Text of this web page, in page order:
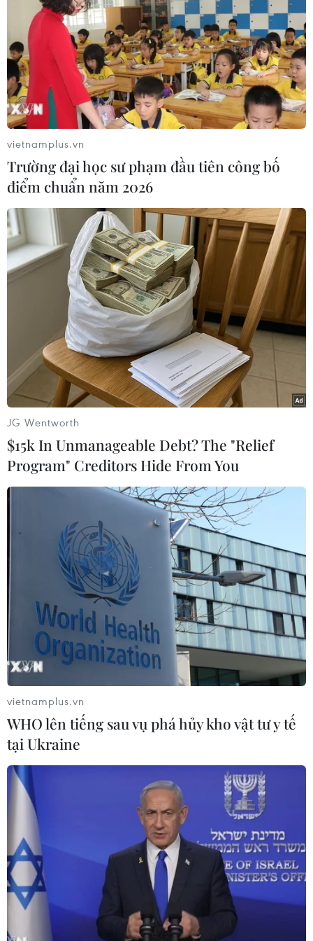
Tòa án Mỹ tuyên phạt một kẻ ấu dâm tới
330 năm tù giam
26/10/2017 07:03
Đối tượng Alex Lopez, 75 tuổi, sống ở thành phố Visalia,
thực hiện hành vi dâm ô đối với 4 bé gái và 1 bé trai
trong khoảng thời gian gần 16 năm từ tháng 7/1993 đến
tháng 5/2009.
Gần 60% số vụ xâm hại tình dục đối với
trẻ em chính là người thân
Bộ trưởng Đào Ngọc Dung cho biết, thực tế hiện nay có
tới 59,9% số người vi phạm xâm hại tình dục đối với trẻ
em chính là người thân, người quen. Đây là những đối
tượng thời gian tới phải quan tâm.
vietnamplus.vn
Trường đại học sư phạm đầu tiên công bố
điểm chuẩn năm 2026
JG Wentworth
$15k In Unmanageable Debt? The "Relief
Program" Creditors Hide From You
vietnamplus.vn
WHO lên tiếng sau vụ phá hủy kho vật tư y tế
tại Ukraine